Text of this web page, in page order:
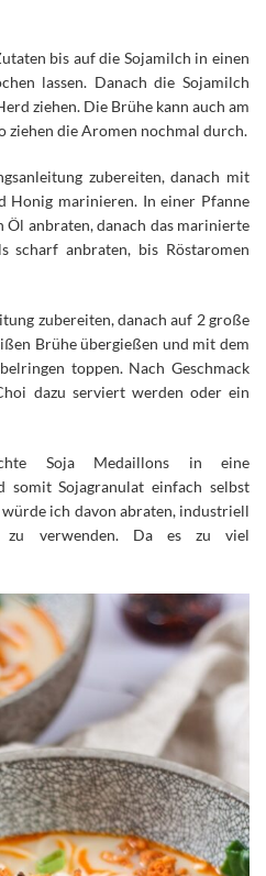
bis auf die Sojamilch in einen
lassen. Danach die Sojamilch
ziehen. Die Brühe kann auch am
ziehen die Aromen nochmal durch.
zubereiten, danach mit
Honig marinieren. In einer Pfanne
anbraten, danach das marinierte
scharf anbraten, bis Röstaromen
zubereiten, danach auf 2 große
Brühe übergießen und mit dem
toppen. Nach Geschmack
dazu serviert werden oder ein
Soja Medaillons in eine
somit Sojagranulat einfach selbst
ich davon abraten, industriell
zu verwenden. Da es zu viel